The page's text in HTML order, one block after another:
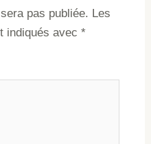
pas publiée. Les
indiqués avec *